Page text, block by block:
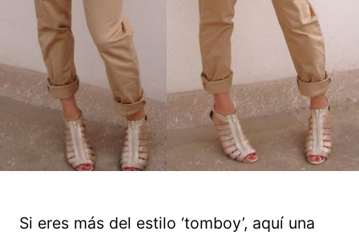
Si eres más del estilo ‘tomboy’, aquí una